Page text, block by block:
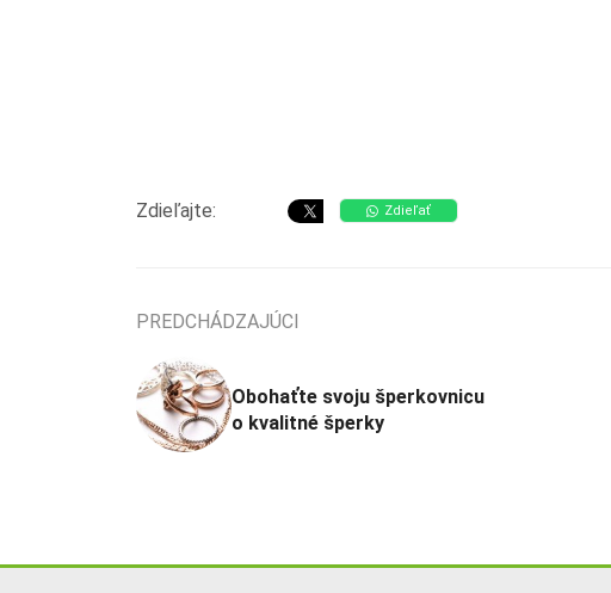
Zdieľajte: Zdieľať
PREDCHÁDZAJÚCI
Obohaťte svoju šperkovnicu
o kvalitné šperky